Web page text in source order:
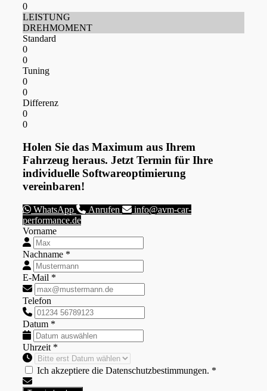
0
LEISTUNG
DREHMOMENT
Standard
0
0
Tuning
0
0
Differenz
0
0
Holen Sie das Maximum aus Ihrem
Fahrzeug heraus. Jetzt Termin für Ihre
individuelle Softwareoptimierung
vereinbaren!
WhatsApp Anrufen
info@avm-car-
performance.de
Vorname
Nachname *
E-Mail *
Telefon
Datum *
Uhrzeit *
Ich akzeptiere die Datenschutzbestimmungen. *